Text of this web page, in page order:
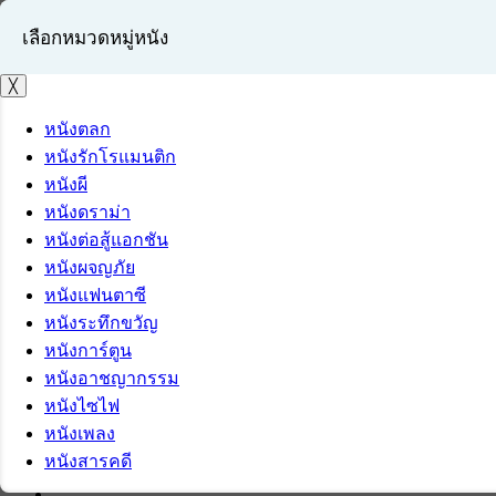
เข้าสู่ระบบ
สมัครสมาชิก
เลือกหมวดหมู่หนัง
╳
หนังตลก
หนังรักโรแมนติก
หนังผี
หนังดราม่า
หนังต่อสู้แอกชัน
หนังผจญภัย
หนังแฟนตาซี
หนังระทึกขวัญ
หนังการ์ตูน
หนังอาชญากรรม
หนังไซไฟ
หนังเพลง
หนังสารคดี